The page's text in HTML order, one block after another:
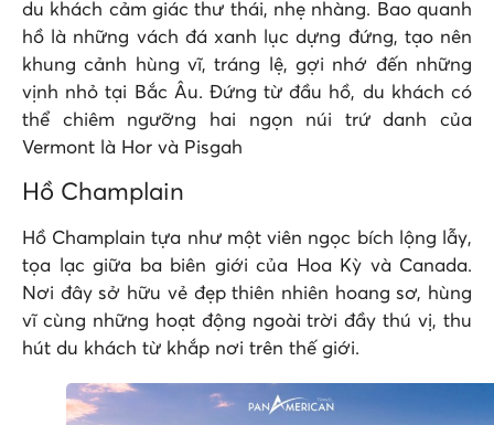
du khách cảm giác thư thái, nhẹ nhàng. Bao quanh
hồ là những vách đá xanh lục dựng đứng, tạo nên
khung cảnh hùng vĩ, tráng lệ, gợi nhớ đến những
vịnh nhỏ tại Bắc Âu. Đứng từ đầu hồ, du khách có
thể chiêm ngưỡng hai ngọn núi trứ danh của
Vermont là Hor và Pisgah
Hồ Champlain
Hồ Champlain tựa như một viên ngọc bích lộng lẫy,
tọa lạc giữa ba biên giới của Hoa Kỳ và Canada.
Nơi đây sở hữu vẻ đẹp thiên nhiên hoang sơ, hùng
vĩ cùng những hoạt động ngoài trời đầy thú vị, thu
hút du khách từ khắp nơi trên thế giới.